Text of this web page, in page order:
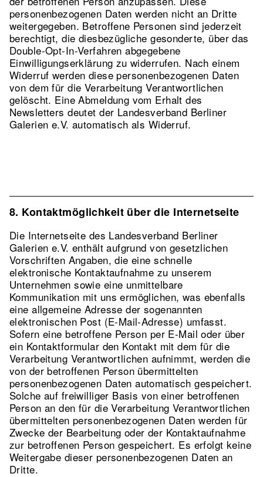
personenbezogenen Daten werden nicht an Dritte
weitergegeben. Betroffene Personen sind jederzeit
berechtigt, die diesbezügliche gesonderte, über das
Double-Opt-In-Verfahren abgegebene
Einwilligungserklärung zu widerrufen. Nach einem
Widerruf werden diese personenbezogenen Daten
von dem für die Verarbeitung Verantwortlichen
gelöscht. Eine Abmeldung vom Erhalt des
Newsletters deutet der Landesverband Berliner
Galerien e.V. automatisch als Widerruf.
8. Kontaktmöglichkeit über die Internetseite
Die Internetseite des Landesverband Berliner
Galerien e.V. enthält aufgrund von gesetzlichen
Vorschriften Angaben, die eine schnelle
elektronische Kontaktaufnahme zu unserem
Unternehmen sowie eine unmittelbare
Kommunikation mit uns ermöglichen, was ebenfalls
eine allgemeine Adresse der sogenannten
elektronischen Post (E-Mail-Adresse) umfasst.
Sofern eine betroffene Person per E-Mail oder über
ein Kontaktformular den Kontakt mit dem für die
Verarbeitung Verantwortlichen aufnimmt, werden die
von der betroffenen Person übermittelten
personenbezogenen Daten automatisch gespeichert.
Solche auf freiwilliger Basis von einer betroffenen
Person an den für die Verarbeitung Verantwortlichen
übermittelten personenbezogenen Daten werden für
Zwecke der Bearbeitung oder der Kontaktaufnahme
zur betroffenen Person gespeichert. Es erfolgt keine
Weitergabe dieser personenbezogenen Daten an
Dritte.